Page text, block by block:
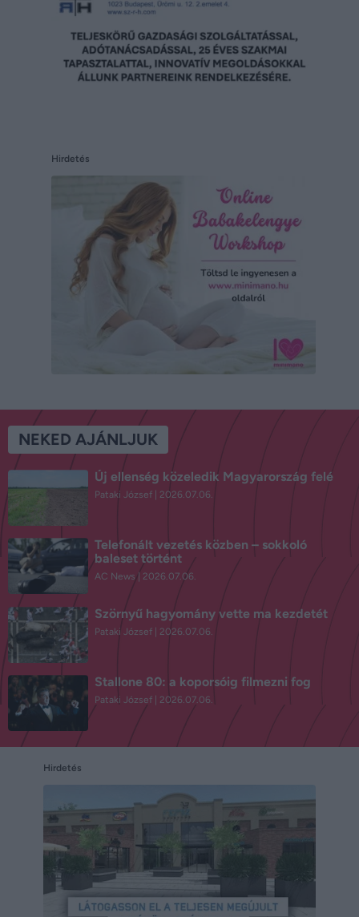
Hirdetés
NEKED AJÁNLJUK
Új ellenség közeledik Magyarország felé
Pataki József 2026.07.06.
Telefonált vezetés közben – sokkoló
baleset történt
AC News 2026.07.06.
Szörnyű hagyomány vette ma kezdetét
Pataki József 2026.07.06.
Stallone 80: a koporsóig filmezni fog
Pataki József 2026.07.06.
Hirdetés